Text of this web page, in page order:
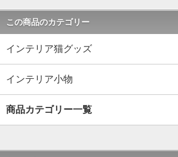
この商品のカテゴリー
インテリア猫グッズ
インテリア小物
商品カテゴリー一覧